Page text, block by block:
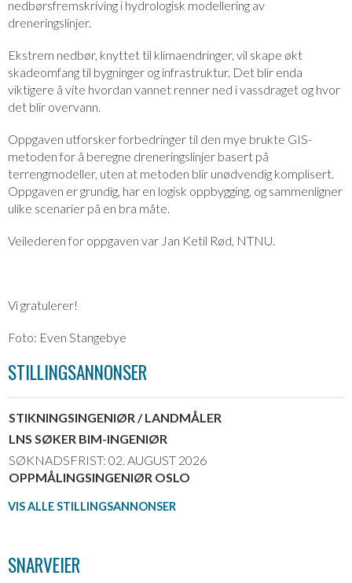
nedbørsfremskriving i hydrologisk modellering av
dreneringslinjer.
Ekstrem nedbør, knyttet til klimaendringer, vil skape økt
skadeomfang til bygninger og infrastruktur. Det blir enda
viktigere å vite hvordan vannet renner ned i vassdraget og hvor
det blir overvann.
Oppgaven utforsker forbedringer til den mye brukte GIS-
metoden for å beregne dreneringslinjer basert på
terrengmodeller, uten at metoden blir unødvendig komplisert.
Oppgaven er grundig, har en logisk oppbygging, og sammenligner
ulike scenarier på en bra måte.
Veilederen for oppgaven var Jan Ketil Rød, NTNU.
Vi gratulerer!
Foto: Even Stangebye
STILLINGSANNONSER
STIKNINGSINGENIØR / LANDMÅLER
LNS SØKER BIM-INGENIØR
SØKNADSFRIST: 02. AUGUST 2026
OPPMÅLINGSINGENIØR OSLO
VIS ALLE STILLINGSANNONSER
SNARVEIER